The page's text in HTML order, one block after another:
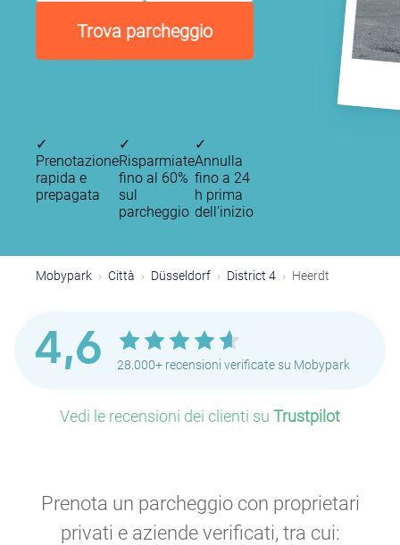
Trova parcheggio
✓
Prenotazione
rapida e
prepagata
✓
Risparmiate
fino al 60%
sul
parcheggio
✓
Annulla
fino a 24
h prima
dell’inizio
Mobypark Città Düsseldorf District 4 Heerdt
4,6 28.000+ recensioni verificate su Mobypark
Vedi le recensioni dei clienti su Trustpilot
Prenota un parcheggio con proprietari
privati e aziende verificati, tra cui: